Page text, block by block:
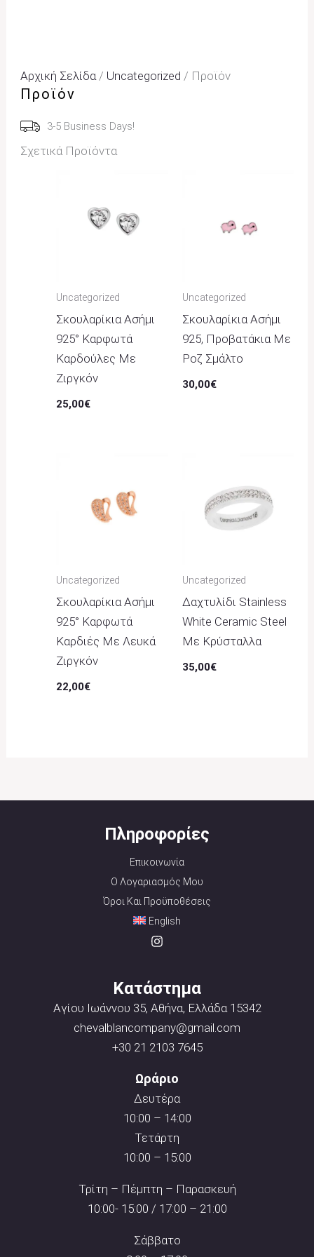
Αρχική Σελίδα / Uncategorized / Προϊόν
Προϊόν
3-5 Business Days!
Σχετικά Προϊόντα
Uncategorized
Σκουλαρίκια Ασήμι
925° Καρφωτά
Καρδούλες Με
Ζιργκόν
25,00€
Uncategorized
Σκουλαρίκια Ασήμι
925, Προβατάκια Με
Ροζ Σμάλτο
30,00€
Uncategorized
Σκουλαρίκια Ασήμι
925° Καρφωτά
Καρδιές Με Λευκά
Ζιργκόν
22,00€
Uncategorized
Δαχτυλίδι Stainless
White Ceramic Steel
Με Κρύσταλλα
35,00€
Πληροφορίες
Επικοινωνία
Ο Λογαριασμός Μου
Όροι Και Προϋποθέσεις
English
Κατάστημα
Αγίου Ιωάννου 35, Αθήνα, Ελλάδα 15342
chevalblancompany@gmail.com
+30 21 2103 7645
Ωράριο
Δευτέρα
10:00 – 14:00
Τετάρτη
10:00 – 15:00
Τρίτη – Πέμπτη – Παρασκευή
10:00- 15:00 / 17:00 – 21:00
Σάββατο